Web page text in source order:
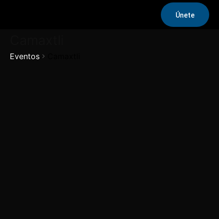
Únete
Eventos